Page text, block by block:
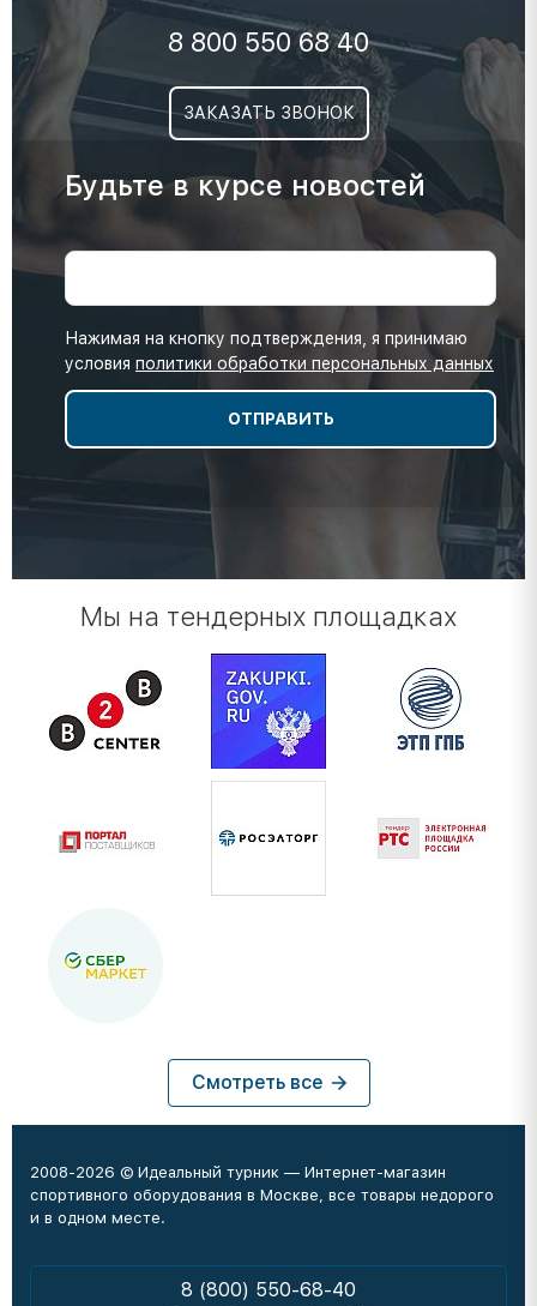
8 800 550 68 40
ЗАКАЗАТЬ ЗВОНОК
Будьте в курсе новостей
Нажимая на кнопку подтверждения, я принимаю
условия политики обработки персональных данных
Мы на тендерных площадках
Смотреть все
2008-2026 © Идеальный турник — Интернет-магазин
спортивного оборудования в Москве, все товары недорого
и в одном месте.
8 (800) 550-68-40